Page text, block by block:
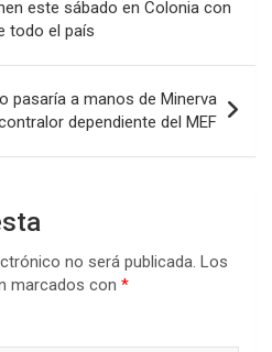
ar
tir
este sábado en Colonia con
todo el país
pasaría a manos de Minerva
dependiente del MEF
no será publicada. Los
marcados con *